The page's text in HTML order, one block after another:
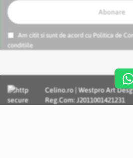
Abonare
Am citit si sunt de acord cu Politica de
conditiile
Celino.ro | Westpro Art
Reg.Com: J2011001421231